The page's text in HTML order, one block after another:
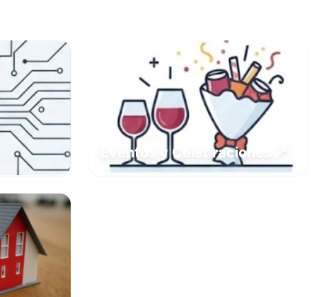
Eventos y Celebraciones